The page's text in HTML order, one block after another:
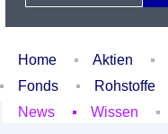
Home Aktien
Fonds
Rohstoffe
News
Wissen